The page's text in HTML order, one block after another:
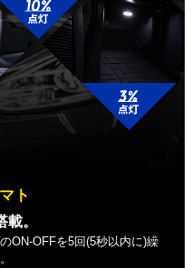
ト
。
ON-OFFを5回(5秒以内に)繰